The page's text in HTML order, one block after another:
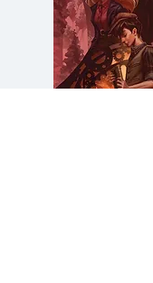
ไปกับฆาตกรรายนี้